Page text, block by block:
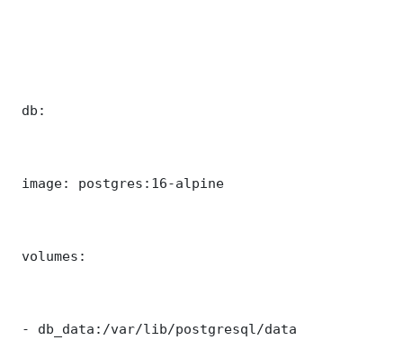
db:
image: postgres:16-alpine
volumes:
- db_data:/var/lib/postgresql/data